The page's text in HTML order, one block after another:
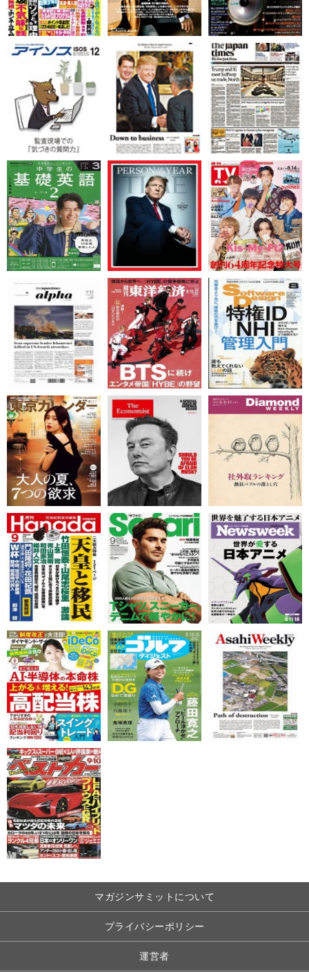
マガジンサミットについて
プライバシーポリシー
運営者